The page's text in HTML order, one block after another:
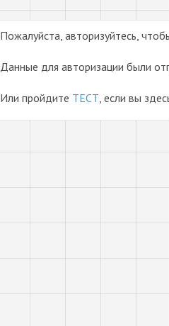
Пожалуйста, авторизуйтесь,
Данные для авторизации были
Или пройдите ТЕСТ, если вы